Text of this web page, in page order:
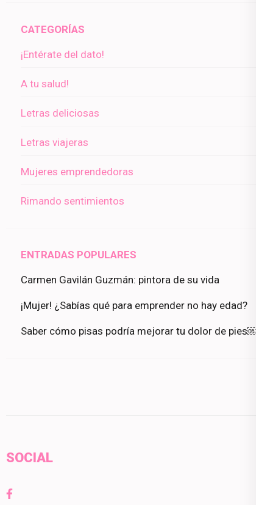
CATEGORÍAS
¡Entérate del dato!
A tu salud!
Letras deliciosas
Letras viajeras
Mujeres emprendedoras
Rimando sentimientos
ENTRADAS POPULARES
Carmen Gavilán Guzmán: pintora de su vida
¡Mujer! ¿Sabías qué para emprender no hay edad?
Saber cómo pisas podría mejorar tu dolor de pies￼
SOCIAL